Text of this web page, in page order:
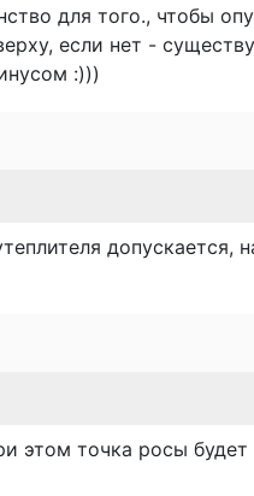
для того., чтобы
если нет -
:)))
допускается,
этом точка росы